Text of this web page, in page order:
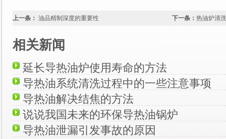
上一条： 油品精制深度的重要性 下一条：热油炉清
相关新闻
延长导热油炉使用寿命的方法
导热油系统清洗过程中的一些注意事项
导热油解决结焦的方法
说说我国未来的环保导热油锅炉
导热油泄漏引发事故的原因